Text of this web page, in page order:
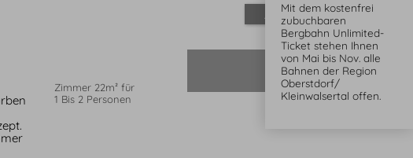
Mit dem kostenfrei
zubuchbaren
Bergbahn Unlimited-
Ticket stehen Ihnen
von Mai bis Nov. alle
Bahnen der Region
Oberstdorf/
Kleinwalsertal offen.
Alles zeigen
Zimmer 22m² für
1 Bis 2 Personen
nicht verfügbar